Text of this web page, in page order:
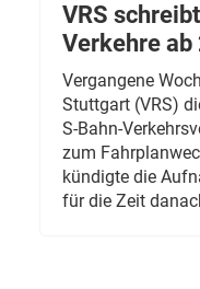
VRS
Verkehre ab
Vergangene
Stuttgart (VRS)
S-Bahn-
zum
kündigte die
für die Zeit